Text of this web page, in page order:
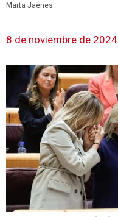
Marta Jaenes
8 de noviembre de 2024